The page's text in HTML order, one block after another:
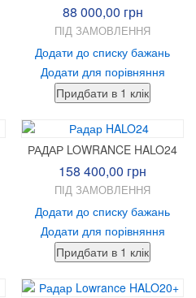
88 000,00 грн
ПІД ЗАМОВЛЕННЯ
Додати до списку бажань
Додати для порівняння
РАДАР LOWRANCE HALO24
158 400,00 грн
ПІД ЗАМОВЛЕННЯ
Додати до списку бажань
Додати для порівняння